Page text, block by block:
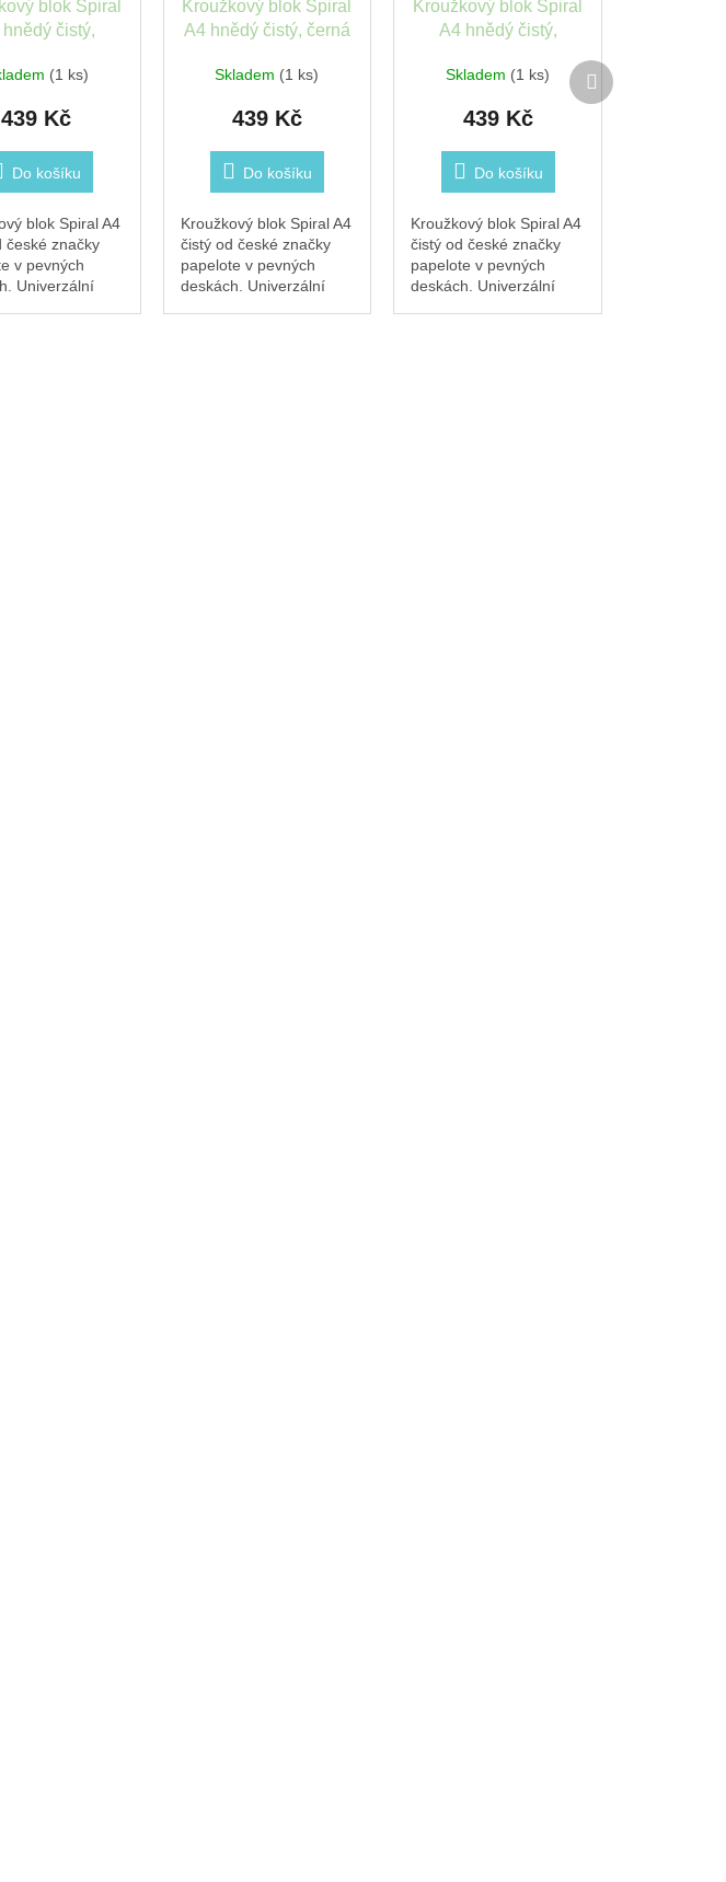
blok Spiral
čistý,
Papelote
(1 ks)
439 Kč
Do košíku
blok Spiral A4
české značky
v pevných
Univerzální
Kroužkový blok Spiral
A4 hnědý čistý, černá
Skladem (1 ks)
439 Kč
Do košíku
Kroužkový blok Spiral A4
čistý od české značky
papelote v pevných
deskách. Univerzální
Kroužkový blok Spiral
A4 hnědý čistý,
Papelote
Skladem (1 ks)
439 Kč
Do košíku
Kroužkový blok Spiral A4
čistý od české značky
papelote v pevných
deskách. Univerzální
Další
produkt